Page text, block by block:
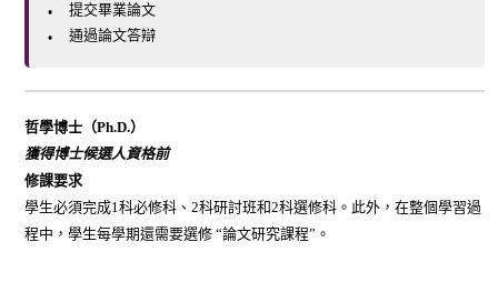
提交畢業論文
通過論文答辯
哲學博士（Ph.D.）
獲得博士候選人資格前
修課要求
學生必須完成1科必修科、2科研討班和2科選修科。此外，在整個學習過
程中，學生每學期還需要選修 “論文研究課程”。